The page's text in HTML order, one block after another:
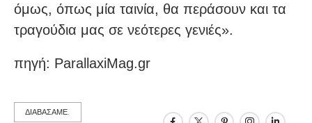
όμως, όπως μία ταινία, θα περάσουν και τα
τραγούδια μας σε νεότερες γενιές».
πηγή: ParallaxiMag.gr
ΔΙΑΒΑΣΑΜΕ.